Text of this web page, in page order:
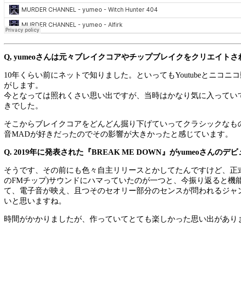
Q, yumeoさんは元々ブレイクコアやチップブレイクをクリエイト
10年くらい前にネットで知りました。といってもYoutubeとニコニ
がします。
今となっては照れくさい思い出ですが、当時はかなり気に入って
きでした。
そこからブレイクコアをどんどん掘り下げていってクラシックな
音MADが好きだったのでその影響が大きかったと感じています。
Q. 2019年に発表された『BREAK ME DOWN』がyumeoさんのデ
そうです、その前にも色々自主リリースとかしてたんですけど、
のFMチップ)サウンドにハマっていたのが一つと、今振り返ると
て、電子音が映え、且つそのセオリー部分のセンスが問われるジ
いと思いますね。
時間がかかりましたが、作っていてとても楽しかった思い出があ